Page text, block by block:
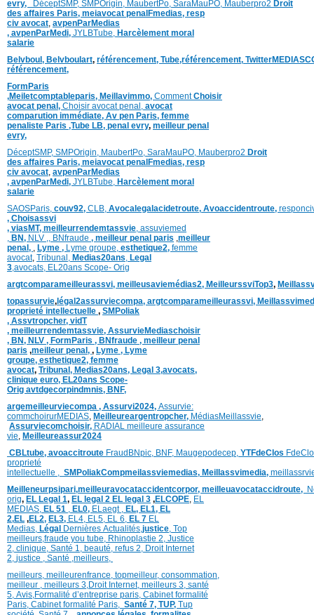
evry, DéceptSMP, SMPOrigin, MaubertPo, SaraMauPO, Mauberpro2 Droit
des affaires Paris, meiavocat penalFmedias, resp
civ avocat avpenParMedias
, avpenParMedi, JYLBTube, Harcèlement moral
salarie
Belvboul, Belvboulart, référencement, Tube,référencement,
référencement,
FormParis
,Meiletcomptableparis, Meillavimmo, CommentChoisir
avocat penal, Choisir avocat penal, avocat
comparution immédiate, Av pen Paris, femme
penaliste Paris ,Tube LB, penal evry, meilleur penal
evry,
DéceptSMP, SMPOrigin, MaubertPo, SaraMauPO, Mauberpro2 Droit
des affaires Paris, meiavocat penalFmedias, resp
civ avocat avpenParMedias
, avpenParMedi, JYLBTube, Harcèlement moral
salarie
SAOSParis, couv92, CLB, Avocalegalacidetroute, Avoaccidentroute,
, Choisassvi
, viasMT, meilleurrendemtassvie assuviemed
BN, NLV , BNfraude , meilleur penal paris meilleur
penal,
Lyme , Lyme groupe, esthetique2, femme
avocat, Tribunal, Medias20ans Legal
3 avocats, EL20ans Scope- Orig
argtcomparameilleurassvi, meilleusaviemédias2, MeilleurssviTop3,
topassurvie,légal2assurviecompa, argtcomparameilleurassvi,
proprieté intellectuelle , SMPoliak
, Assvtropcher, vidT
, meilleurrendemtassvie, AssurvieMediaschoisir
, BN, NLV , FormParis , BNfraude , meilleur penal
paris ,meilleur penal, , Lyme , Lyme
groupe, esthetique2, femme
avocat, Tribunal, Medias20ans, Legal 3,avocats,
clinique euro, EL20ans Scope-
Orig avtdgecorpindmnis, BNF,
argemeilleurviecompa , Assurvi2024, Assurvie:
commchoirurMEDIAS Meilleureargentropcher, MédiasMeillassvie
Assurviecomchoisir, RADIAL meilleure assurance
vie Meilleureassur2024
CBLtube, avoaccitroute FraudBNpic, BNF, Maugepodecep, YTFdeClos
proprieté
intellectuelle
SMPoliakCompmeilassviemedias, Meillassvimedia,
Meilleneurpsipari,meilleuravocataccidentcorpor, meilleuavocataccidroute,
orig, EL Legal 1, EL legal 2 EL legal 3 ,ELCOPE EL
MEDIAS, EL 51 EL0, ELaegt , EL, EL1, EL
2,EL ,EL2, EL3, EL4, EL5, EL 6, EL 7 EL
Medias, Légal Dernières Actualités, justice Top
meilleurs fraude you tube Rhinoplastie 2 Justice
2 clinique Santé 1 , beauté, refus 2 Droit Internet
2 justice , Santé , meilleurs
meilleurs meilleurenfrance, topmeilleur, consommation
meilleur , meilleurs 3, Droit Internet, meilleurs 3, santé
5, Avis Formalité d’entreprise paris, Cabinet formalité
Paris, Cabinet formalité Paris, Santé 7, TUP, Tup